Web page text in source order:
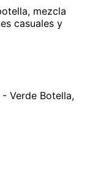
mezcla
casuales y
Verde Botella,